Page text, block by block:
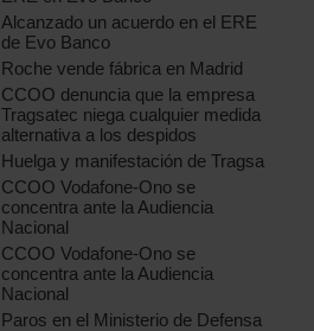
Alcanzado un acuerdo en el ERE
de Evo Banco
Roche vende fábrica en Madrid
CCOO denuncia que la empresa
Tragsatec niega cualquier medida
alternativa a los despidos
Huelga y manifestación de Tragsa
CCOO Vodafone-Ono se
concentra ante la Audiencia
Nacional
CCOO Vodafone-Ono se
concentra ante la Audiencia
Nacional
Paros en el Ministerio de Defensa